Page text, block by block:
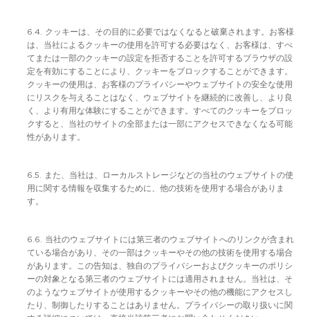
6.4. クッキーは、その目的に必要ではなくなると破棄されます。お客様
は、当社によるクッキーの使用を許可する必要はなく、お客様は、すべ
てまたは一部のクッキーの設定を拒否することを許可するブラウザの設
定を有効にすることにより、クッキーをブロックすることができます。
クッキーの使用は、お客様のプライバシーやウェブサイトの安全な使用
にリスクを与えることはなく、ウェブサイトを継続的に改善し、より良
く、より有用な体験にすることができます。すべてのクッキーをブロッ
クすると、当社のサイトの全部または一部にアクセスできなくなる可能
性があります。
6.5. また、当社は、ローカルストレージなどの当社のウェブサイトの使
用に関する情報を収集するために、他の技術を使用する場合がありま
す。
6.6. 当社のウェブサイトには第三者のウェブサイトへのリンクが含まれ
ている場合があり、その一部はクッキーやその他の技術を使用する場合
があります。この告知は、独自のプライバシーおよびクッキーのポリシ
ーの対象となる第三者のウェブサイトには適用されません。当社は、そ
のようなウェブサイトが使用するクッキーやその他の機能にアクセスし
たり、制御したりすることはありません。プライバシーの取り扱いに関